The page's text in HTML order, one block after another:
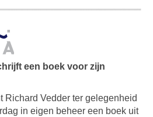
een boek voor zijn
Richard Vedder ter gelegenheid
in eigen beheer een boek uit